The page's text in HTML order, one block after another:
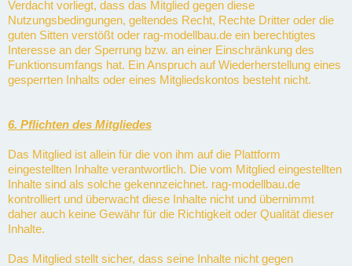
Verdacht vorliegt, dass das Mitglied gegen diese
Nutzungsbedingungen, geltendes Recht, Rechte Dritter oder die
guten Sitten verstößt oder rag-modellbau.de ein berechtigtes
Interesse an der Sperrung bzw. an einer Einschränkung des
Funktionsumfangs hat. Ein Anspruch auf Wiederherstellung eines
gesperrten Inhalts oder eines Mitgliedskontos besteht nicht.
6. Pflichten des Mitgliedes
Das Mitglied ist allein für die von ihm auf die Plattform
eingestellten Inhalte verantwortlich. Die vom Mitglied eingestellten
Inhalte sind als solche gekennzeichnet. rag-modellbau.de
kontrolliert und überwacht diese Inhalte nicht und übernimmt
daher auch keine Gewähr für die Richtigkeit oder Qualität dieser
Inhalte.
Das Mitglied stellt sicher, dass seine Inhalte nicht gegen